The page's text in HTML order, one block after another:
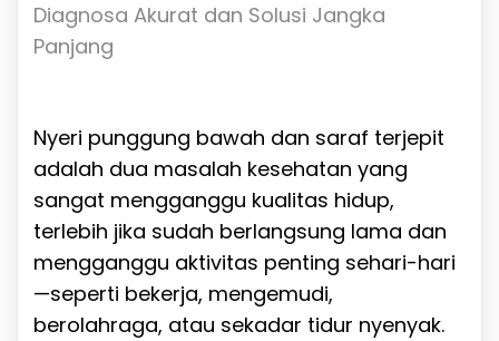
Diagnosa Akurat dan Solusi Jangka
Panjang
Nyeri punggung bawah dan saraf terjepit
adalah dua masalah kesehatan yang
sangat mengganggu kualitas hidup,
terlebih jika sudah berlangsung lama dan
mengganggu aktivitas penting sehari-hari
—seperti bekerja, mengemudi,
berolahraga, atau sekadar tidur nyenyak.